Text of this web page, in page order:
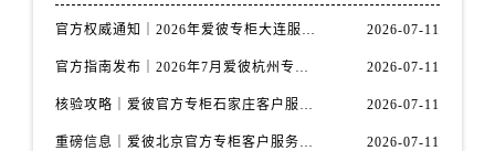
官方权威通知｜2026年爱彼专柜大连服务网络焕新：客户服务热线全核验 2026-07-11
官方指南发布｜2026年7月爱彼杭州专柜客户服务信息与热线 2026-07-11
核验攻略｜爱彼官方专柜石家庄客户服务热线（2026年7月最新版） 2026-07-11
重磅信息｜爱彼北京官方专柜客户服务电话2026年7月最新公示 2026-07-11